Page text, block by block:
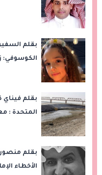
بقلم
الكوسوفي:
بقلم فيناي
المتحدة :
بقلم
الأخطاء